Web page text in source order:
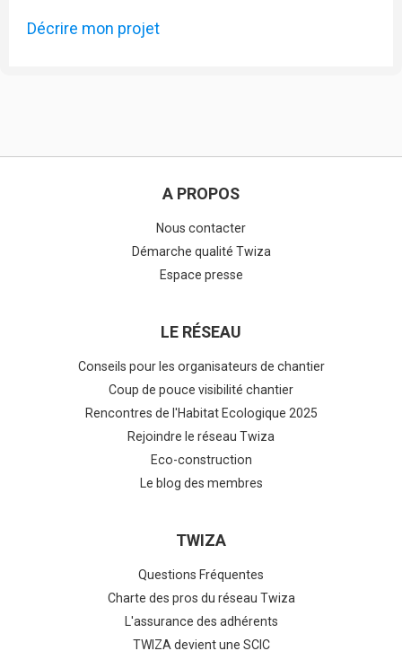
Décrire mon projet
A PROPOS
Nous contacter
Démarche qualité Twiza
Espace presse
LE RÉSEAU
Conseils pour les organisateurs de chantier
Coup de pouce visibilité chantier
Rencontres de l'Habitat Ecologique 2025
Rejoindre le réseau Twiza
Eco-construction
Le blog des membres
TWIZA
Questions Fréquentes
Charte des pros du réseau Twiza
L'assurance des adhérents
TWIZA devient une SCIC